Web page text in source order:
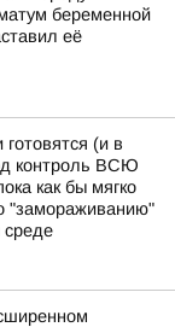
беременной
её
(и в
контроль ВСЮ
как бы мягко
"замораживанию"
среде